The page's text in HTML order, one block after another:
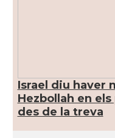
Israel diu haver
Hezbollah en
des de la treva